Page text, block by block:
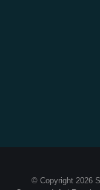
© Copyright 2026